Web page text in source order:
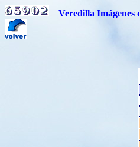
Veredilla Imágenes